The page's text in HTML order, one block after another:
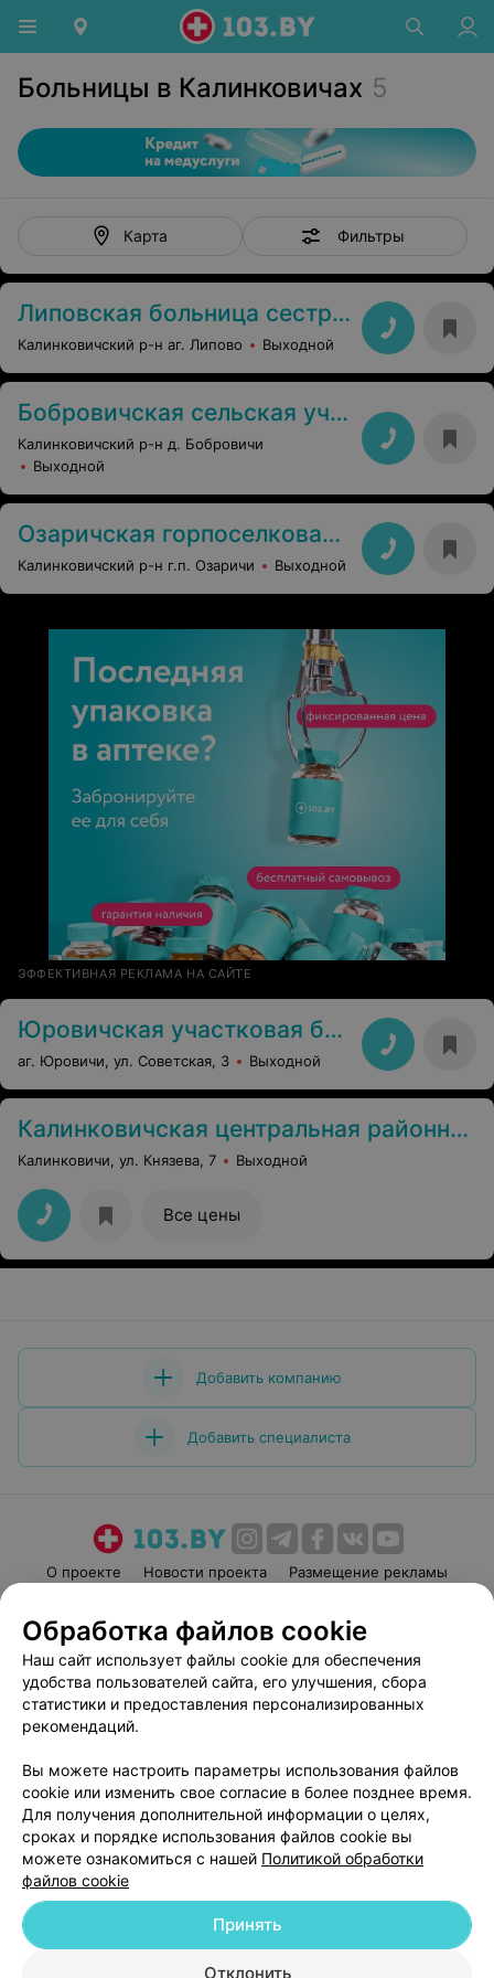
Больницы в Калинковичах 5
Карта Фильтры
Липовская больница сестринского ухода
Калинковичский р-н аг. Липово Выходной
Бобровичская сельская участковая больница
Калинковичский р-н д. Бобровичи
Выходной
Озаричская горпоселковая больница
Калинковичский р-н г.п. Озаричи Выходной
ЭФФЕКТИВНАЯ РЕКЛАМА НА САЙТЕ
Юровичская участковая больница
аг. Юровичи, ул. Советская, 3 Выходной
Калинковичская центральная районная больница
Калинковичи, ул. Князева, 7 Выходной
Все цены
Добавить компанию
Добавить специалиста
О проекте Новости проекта
Размещение рекламы
Пользовательское соглашение
Способы оплаты
Вакансии
Партнеры
Написать руководителю 103.by
Обработка персональных данных
© 2026 ООО «Артокс Лаб», УНП 191700409
| 220012, Республика Беларусь,
г. Минск, улица Толбухина, 2, пом. 16 | help@103.by
Обработка файлов cookie
Наш сайт использует файлы cookie для обеспечения
удобства пользователей сайта, его улучшения, сбора
статистики и предоставления персонализированных
рекомендаций.
Вы можете настроить параметры использования файлов
cookie или изменить свое согласие в более позднее время.
Для получения дополнительной информации о целях,
сроках и порядке использования файлов cookie вы
можете ознакомиться с нашей Политикой обработки
файлов cookie
Отклонить
Принять